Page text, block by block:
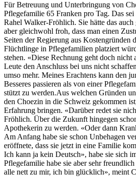
Für Betreu­ung und Unter­bringung von
Pflege­fam­i­lie 65 Franken pro Tag. Das
Rahel Walk­er-Fröh­lich. Sie hätte das auch
aber gle­ich­wohl froh, dass man einen
Seit­en der Regierung aus Kosten­grün­den
Flüchtlinge in Pflege­fam­i­lien platziert
ste­hen. «Diese Rech­nung geht doch nicht
Leute den Anschluss bei uns nicht
umso mehr. Meines Eracht­ens kann den
Besseres passieren als von ein­er
stützt zu wer­den.Aus welchen Grün­den
den Choezin in die Schweiz gekom­men
Erfahrung brin­gen. «Darüber redet sie
Fröh­lich. Über die Zukun­ft hinge­gen
Apothek­erin zu wer­den. «Oder dann
Am Anfang habe sie schon Unbe­ha­gen
eröffnete, dass sie jet­zt in eine Fam­i­lie
Ich kann ja kein Deutsch», habe sie sich
Pflege­fam­i­lie habe sie aber sehr
alle nett zu mir, ich bin glück­lich», meint